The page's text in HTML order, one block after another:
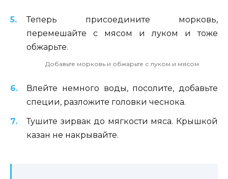
Теперь присоедините морковь,
перемешайте с мясом и луком и тоже
обжарьте.
Добавьте морковь и обжарьте с луком и мясом
Влейте немного воды, посолите, добавьте
специи, разложите головки чеснока.
Тушите зирвак до мягкости мяса. Крышкой
казан не накрывайте.